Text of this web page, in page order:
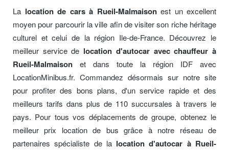
La location de cars à Rueil-Malmaison est un excellent
moyen pour parcourir la ville afin de visiter son riche héritage
culturel et celui de la région Ile-de-France. Découvrez le
meilleur service de location d'autocar avec chauffeur à
Rueil-Malmaison et dans toute la région IDF avec
LocationMinibus.fr. Commandez désormais sur notre site
pour profiter des bons plans, d'un service rapide et des
meilleurs tarifs dans plus de 110 succursales à travers le
pays. Pour tous vos déplacements de groupe, obtenez le
meilleur prix location de bus grâce à notre réseau de
partenaires spécialiste de la location d'autocar à Rueil-